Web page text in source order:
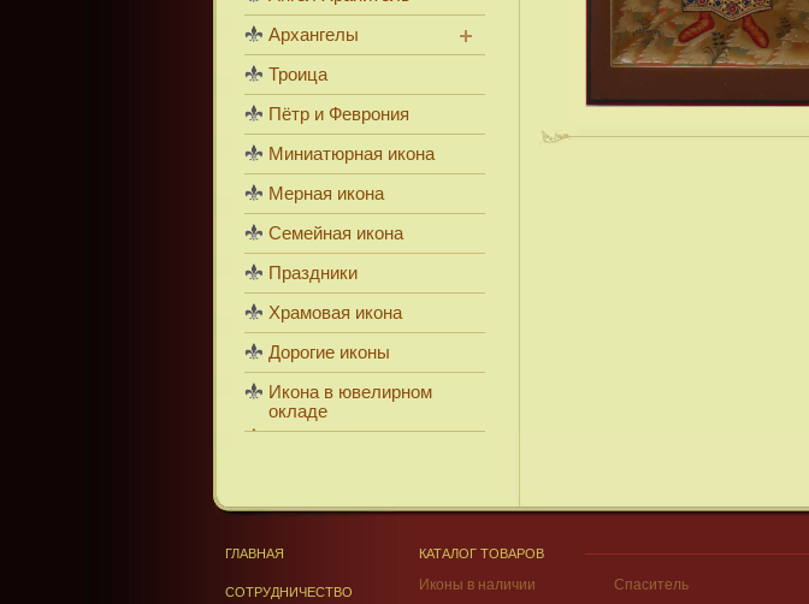
Архангелы
Троица
Пётр и Феврония
Миниатюрная икона
Мерная икона
Семейная икона
Праздники
Храмовая икона
Дорогие иконы
Икона в ювелирном
окладе
ГЛАВНАЯ
СОТРУДНИЧЕСТВО
КАТАЛОГ ТОВАРОВ
Иконы в наличии Спаситель